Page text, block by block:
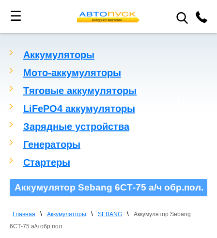
☰
Аккумуляторы
Мото-аккумуляторы
Тяговые аккумуляторы
LiFePO4 аккумуляторы
Зарядные устройства
Генераторы
Стартеры
Аккумулятор Sebang 6СТ-75 а/ч обр.пол.
Главная \ Аккумуляторы \ SEBANG \
Аккумулятор Sebang
6СТ-75 а/ч обр.пол.